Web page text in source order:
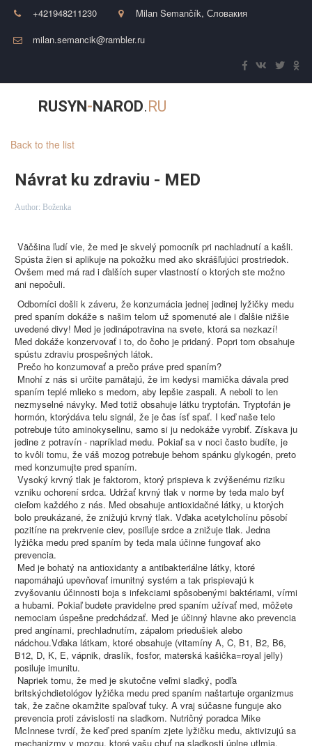
+421948211230 Milan Semančík, Словакия
milan.semancik@rambler.ru
RUSYN-NAROD.RU
Back to the list
Návrat ku zdraviu - MED
Author: Boženka
Väčšina ľudí vie, že med je skvelý pomocník pri nachladnutí a kašli.
Spústa žien si aplikuje na pokožku med ako skrášľujúci prostriedok.
Ovšem med má rad i ďalších super vlastností o ktorých ste možno
ani nepočuli.
Odborníci došli k záveru, že konzumácia jednej jedinej lyžičky medu
pred spaním dokáže s našim telom už spomenuté ale i ďalšie nižšie
uvedené divy! Med je jedinápotravina na svete, ktorá sa nezkazí!
Med dokáže konzervovať i to, do čoho je pridaný. Popri tom obsahuje
spústu zdraviu prospešných látok.
Prečo ho konzumovať a prečo práve pred spaním?
Mnohí z nás si určite pamätajú, že im kedysi mamička dávala pred
spaním teplé mlieko s medom, aby lepšie zaspali. A neboli to len
nezmyselné návyky. Med totiž obsahuje látku tryptofán. Tryptofán je
hormón, ktorýdáva telu signál, že je čas ísť spať. I keď naše telo
potrebuje túto aminokyselinu, samo si ju nedokáže vyrobiť. Získava ju
jedine z potravín - napríklad medu. Pokiaľ sa v noci často budíte, je
to kvôli tomu, že váš mozog potrebuje behom spánku glykogén, preto
med konzumujte pred spaním.
Vysoký krvný tlak je faktorom, ktorý prispieva k zvýšenému riziku
vzniku ochorení srdca. Udržať krvný tlak v norme by teda malo byť
cieľom každého z nás. Med obsahuje antioxidačné látky, u ktorých
bolo preukázané, že znižujú krvný tlak. Vďaka acetylcholínu pôsobí
pozitíne na prekrvenie ciev, posiľuje srdce a znižuje tlak. Jedna
lyžička medu pred spaním by teda mala účinne fungovať ako
prevencia.
Med je bohatý na antioxidanty a antibakteriálne látky, ktoré
napomáhajú upevňovať imunitný systém a tak prispievajú k
zvyšovaniu účinnosti boja s infekciami spôsobenými baktériami, vírmi
a hubami. Pokiaľ budete pravidelne pred spaním užívať med, môžete
nemociam úspešne predchádzať. Med je účinný hlavne ako prevencia
pred angínami, prechladnutím, zápalom priedušiek alebo
nádchou.Vďaka látkam, ktoré obsahuje (vitamíny A, C, B1, B2, B6,
B12, D, K, E, vápnik, draslík, fosfor, materská kašička=royal jelly)
posiluje imunitu.
Napriek tomu, že med je skutočne veľmi sladký, podľa
britskýchdietológov lyžička medu pred spaním naštartuje organizmus
tak, že začne okamžite spaľovať tuky. A vraj súčasne funguje ako
prevencia proti závislosti na sladkom. Nutričný poradca Mike
McInnese tvrdí, že keď pred spaním zjete lyžičku medu, aktivizujú sa
mechanizmy v mozgu, ktoré vašu chuť na sladkosti úplne utlmia.